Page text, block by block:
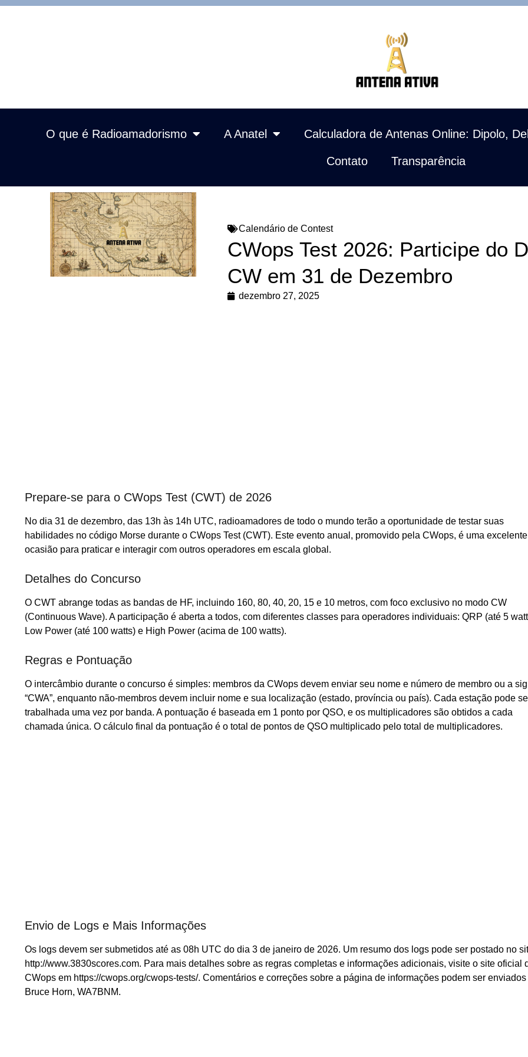
O que é Radioamadorismo A Anatel Calculadora de Antenas Online: Dipolo,
Contato Transparência
Calendário de Contest
CWops Test 2026: Participe do
CW em 31 de Dezembro
dezembro 27, 2025
Prepare-se para o CWops Test (CWT) de 2026
No dia 31 de dezembro, das 13h às 14h UTC, radioamadores de todo o mundo terão a oportunidade de testar suas
habilidades no código Morse durante o CWops Test (CWT). Este evento anual, promovido pela CWops, é uma excelente
ocasião para praticar e interagir com outros operadores em escala global.
Detalhes do Concurso
O CWT abrange todas as bandas de HF, incluindo 160, 80, 40, 20, 15 e 10 metros, com foco exclusivo no modo CW
(Continuous Wave). A participação é aberta a todos, com diferentes classes para operadores individuais: QRP (até 5
Low Power (até 100 watts) e High Power (acima de 100 watts).
Regras e Pontuação
O intercâmbio durante o concurso é simples: membros da CWops devem enviar seu nome e número de membro ou a
“CWA”, enquanto não-membros devem incluir nome e sua localização (estado, província ou país). Cada estação pode
trabalhada uma vez por banda. A pontuação é baseada em 1 ponto por QSO, e os multiplicadores são obtidos a cada
chamada única. O cálculo final da pontuação é o total de pontos de QSO multiplicado pelo total de multiplicadores.
Envio de Logs e Mais Informações
Os logs devem ser submetidos até as 08h UTC do dia 3 de janeiro de 2026. Um resumo dos logs pode ser postado no
http://www.3830scores.com. Para mais detalhes sobre as regras completas e informações adicionais, visite o site oficial
CWops em https://cwops.org/cwops-tests/. Comentários e correções sobre a página de informações podem ser enviados
Bruce Horn, WA7BNM.